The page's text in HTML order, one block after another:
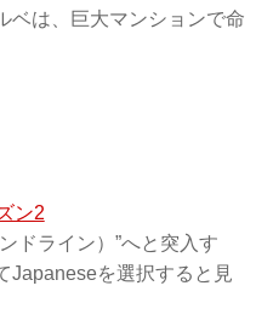
ベは、巨大マンションで命
ン2
ドライン）”へと突入す
Japaneseを選択すると見